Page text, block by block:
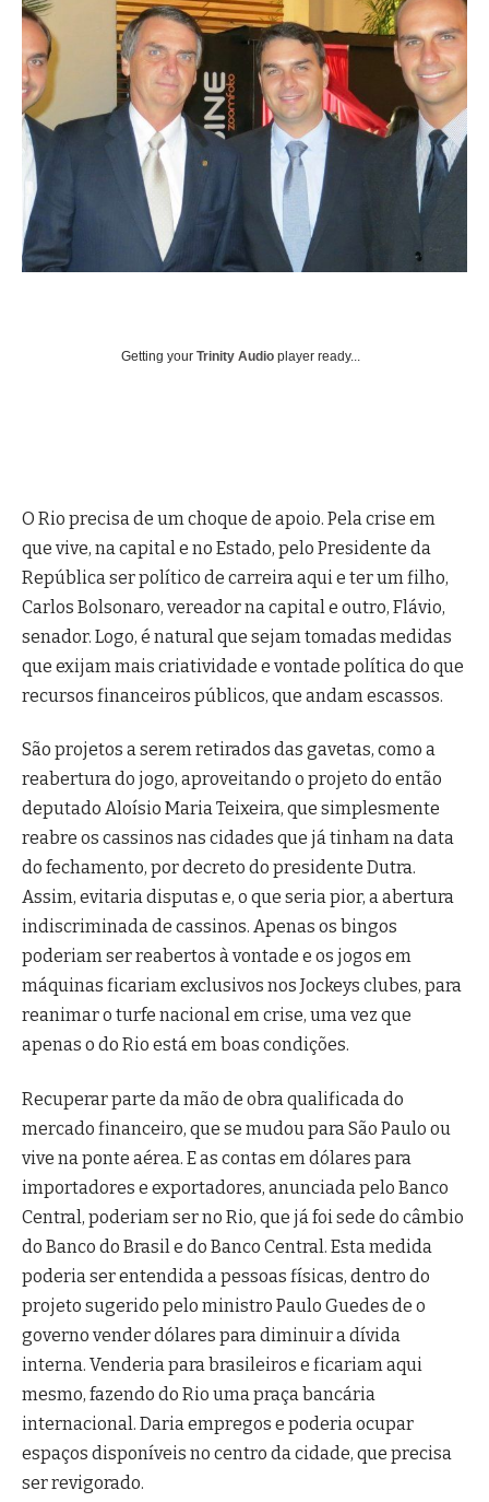
Getting your Trinity Audio player ready...
O Rio precisa de um choque de apoio. Pela crise em
que vive, na capital e no Estado, pelo Presidente da
República ser político de carreira aqui e ter um filho,
Carlos Bolsonaro, vereador na capital e outro, Flávio,
senador. Logo, é natural que sejam tomadas medidas
que exijam mais criatividade e vontade política do que
recursos financeiros públicos, que andam escassos.
São projetos a serem retirados das gavetas, como a
reabertura do jogo, aproveitando o projeto do então
deputado Aloísio Maria Teixeira, que simplesmente
reabre os cassinos nas cidades que já tinham na data
do fechamento, por decreto do presidente Dutra.
Assim, evitaria disputas e, o que seria pior, a abertura
indiscriminada de cassinos. Apenas os bingos
poderiam ser reabertos à vontade e os jogos em
máquinas ficariam exclusivos nos Jockeys clubes, para
reanimar o turfe nacional em crise, uma vez que
apenas o do Rio está em boas condições.
Recuperar parte da mão de obra qualificada do
mercado financeiro, que se mudou para São Paulo ou
vive na ponte aérea. E as contas em dólares para
importadores e exportadores, anunciada pelo Banco
Central, poderiam ser no Rio, que já foi sede do câmbio
do Banco do Brasil e do Banco Central. Esta medida
poderia ser entendida a pessoas físicas, dentro do
projeto sugerido pelo ministro Paulo Guedes de o
governo vender dólares para diminuir a dívida
interna. Venderia para brasileiros e ficariam aqui
mesmo, fazendo do Rio uma praça bancária
internacional. Daria empregos e poderia ocupar
espaços disponíveis no centro da cidade, que precisa
ser revigorado.